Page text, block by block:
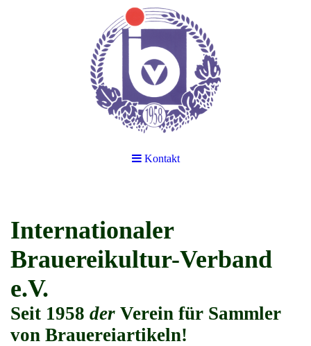
Kontakt
Internationaler
Brauereikultur-Verband
e.V.
Seit 1958 der Verein für Sammler
von Brauereiartikeln!